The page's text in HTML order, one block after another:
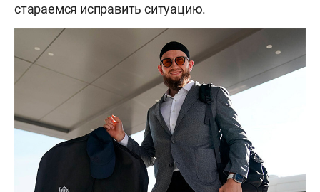
стараемся исправить ситуацию.